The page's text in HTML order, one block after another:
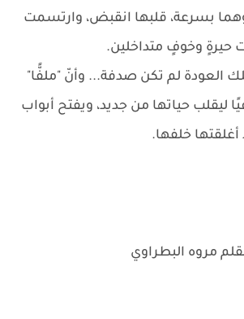
بسرعة، قلبها انقبض، وارتسمت
حيرةٍ وخوفٍ متداخلين.
العودة لم تكن صدفة... وأنّ "ملفًّا"
ليقلب حياتها من جديد، ويفتح أبواب
أغلقتها خلفها.
مروه البطراوي